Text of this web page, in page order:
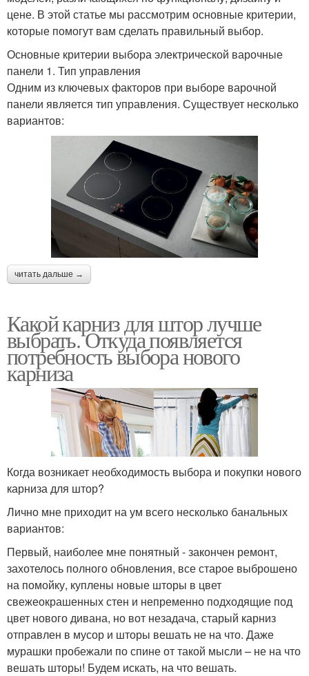
цене. В этой статье мы рассмотрим основные критерии,
которые помогут вам сделать правильный выбор.
Основные критерии выбора электрической варочные
панели 1. Тип управления
Одним из ключевых факторов при выборе варочной
панели является тип управления. Существует несколько
вариантов:
читать дальше →
Какой карниз для штор лучше
выбрать. Откуда появляется
потребность выбора нового
карниза
Когда возникает необходимость выбора и покупки нового
карниза для штор?
Лично мне приходит на ум всего несколько банальных
вариантов:
Первый, наиболее мне понятный - закончен ремонт,
захотелось полного обновления, все старое выброшено
на помойку, куплены новые шторы в цвет
свежеокрашенных стен и непременно подходящие под
цвет нового дивана, но вот незадача, старый карниз
отправлен в мусор и шторы вешать не на что. Даже
мурашки пробежали по спине от такой мысли – не на что
вешать шторы! Будем искать, на что вешать.